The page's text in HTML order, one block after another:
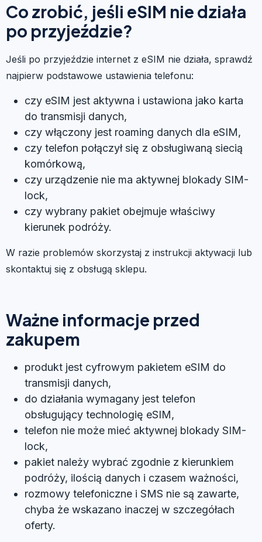
Co zrobić, jeśli eSIM nie działa
po przyjeździe?
Jeśli po przyjeździe internet z eSIM nie działa, sprawdź
najpierw podstawowe ustawienia telefonu:
czy eSIM jest aktywna i ustawiona jako karta
do transmisji danych,
czy włączony jest roaming danych dla eSIM,
czy telefon połączył się z obsługiwaną siecią
komórkową,
czy urządzenie nie ma aktywnej blokady SIM-
lock,
czy wybrany pakiet obejmuje właściwy
kierunek podróży.
W razie problemów skorzystaj z instrukcji aktywacji lub
skontaktuj się z obsługą sklepu.
Ważne informacje przed
zakupem
produkt jest cyfrowym pakietem eSIM do
transmisji danych,
do działania wymagany jest telefon
obsługujący technologię eSIM,
telefon nie może mieć aktywnej blokady SIM-
lock,
pakiet należy wybrać zgodnie z kierunkiem
podróży, ilością danych i czasem ważności,
rozmowy telefoniczne i SMS nie są zawarte,
chyba że wskazano inaczej w szczegółach
oferty.